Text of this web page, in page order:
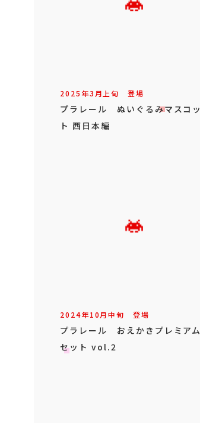
2025年3月上旬 登場
プラレール ぬいぐるみマスコッ
ト 西日本編
2024年10月中旬 登場
プラレール おえかきプレミアム
セット vol.2